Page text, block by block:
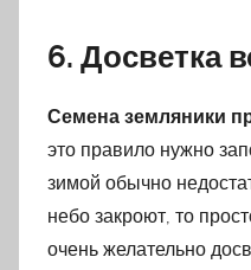
6. Досветка
Семена земляники
это правило нужно
зимой обычно
небо закроют, то
очень желательно